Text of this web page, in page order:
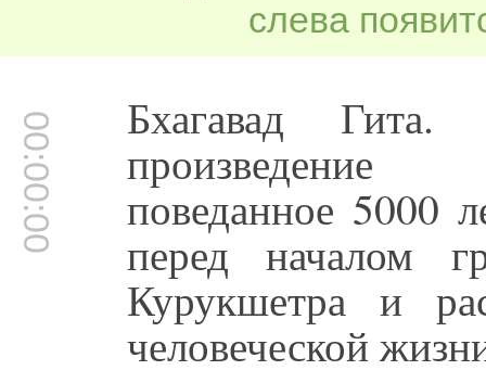
слева
00:00:00 Бхагавад
произведение
поведанное 5000
перед началом
Курукшетра и
человеческой